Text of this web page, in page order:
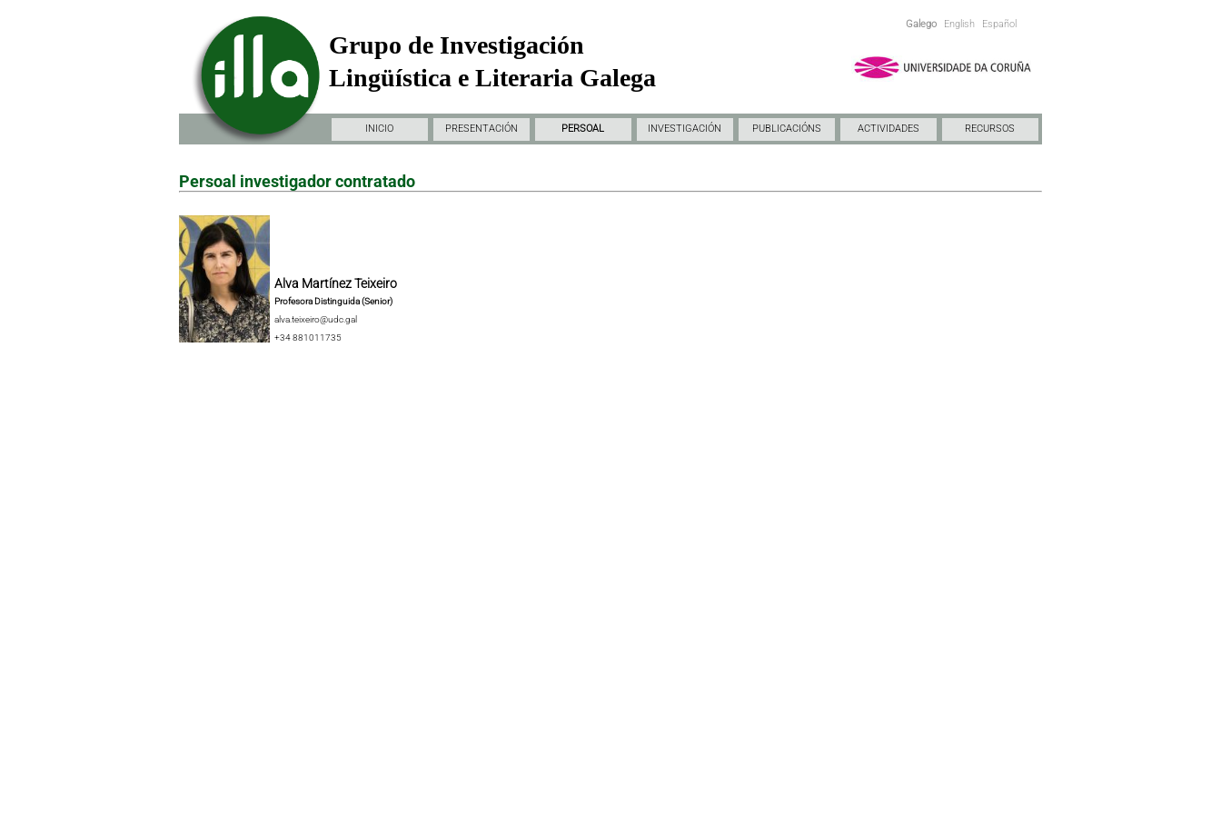
Galego English Español
Grupo de Investigación
Lingüística e Literaria Galega
INICIO PRESENTACIÓN PERSOAL INVESTIGACIÓN PUBLICACIÓNS ACTIVIDADES RECURSOS
Persoal investigador contratado
Alva Martínez Teixeiro
Profesora Distinguida (Senior)
alva.teixeiro@udc.gal
+34 881011735